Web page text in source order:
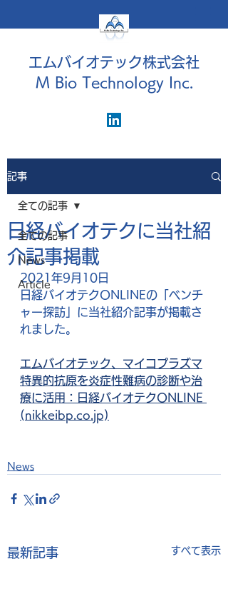
エムバイオテック株式会社
M Bio Technology Inc.
記事
全ての記事
News
Article
全ての記事
日経バイオテクに当社紹
介記事掲載
2021年9月10日
日経バイオテクONLINEの「ベンチ
ャー探訪」に当社紹介記事が掲載さ
れました。
エムバイオテック、マイコプラズマ
特異的抗原を炎症性難病の診断や治
療に活用：日経バイオテクONLINE
(nikkeibp.co.jp)
News
最新記事 すべて表示